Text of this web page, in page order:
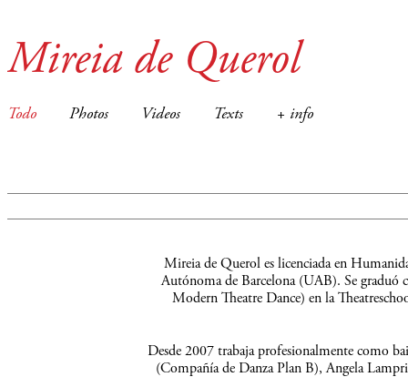
Mireia de Querol
Todo Photos Videos Texts + info
Mireia de Querol es licenciada en
Autónoma de Barcelona (UAB). Se graduó
Modern Theatre Dance) en la
Desde 2007 trabaja profesionalmente como
(Compañía de Danza Plan B), Angela